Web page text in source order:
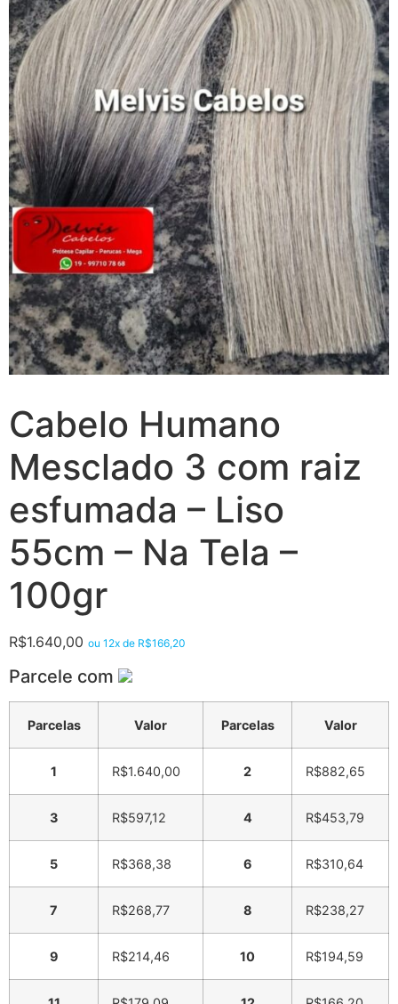
Cabelo Humano
Mesclado 3 com raiz
esfumada – Liso
55cm – Na Tela –
100gr
R$1.640,00 ou 12x de R$166,20
Parcele com
Parcelas Valor Parcelas Valor
1 R$1.640,00 2 R$882,65
3 R$597,12 4 R$453,79
5 R$368,38 6 R$310,64
7 R$268,77 8 R$238,27
9 R$214,46 10 R$194,59